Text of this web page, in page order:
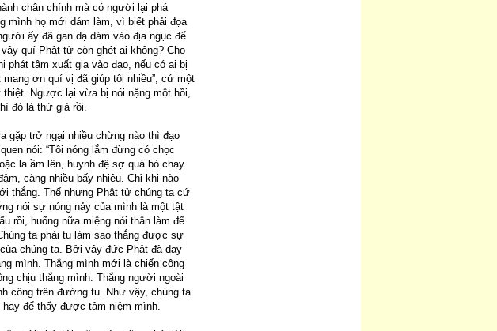
chân chính mà có người lại phá
họ mới dám làm, vì biết phải đọa
ấy đã gan dạ dám vào địa ngục để
quí Phật tử còn ghét ai không? Cho
tâm xuất gia vào đạo, nếu có ai bị
ơn quí vị đã giúp tôi nhiều”, cứ một
Ngược lại vừa bị nói nặng một hồi,
đó là thứ giả rồi.
gặp trở ngại nhiều chừng nào thì đạo
nói: “Tôi nóng lắm đừng có chọc
la ầm lên, huynh đệ sợ quá bỏ chạy.
càng nhiều bấy nhiêu. Chỉ khi nào
thắng. Thế nhưng Phật tử chúng ta cứ
nói sự nóng nảy của mình là một tật
rồi, huống nữa miệng nói thân làm để
ta phải tu làm sao thắng được sự
chúng ta. Bởi vậy đức Phật đã dạy
mình. Thắng mình mới là chiến công
chịu thắng mình. Thắng người ngoài
công trên đường tu. Như vậy, chúng ta
hay để thấy được tâm niệm mình.